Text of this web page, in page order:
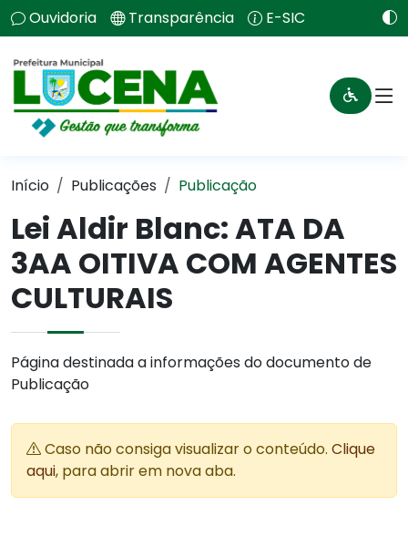
Ouvidoria Transparência E-SIC
Início Publicações Publicação
Lei Aldir Blanc: ATA DA
3AA OITIVA COM AGENTES
CULTURAIS
Página destinada a informações do documento de
Publicação
Caso não consiga visualizar o conteúdo. Clique
aqui, para abrir em nova aba.